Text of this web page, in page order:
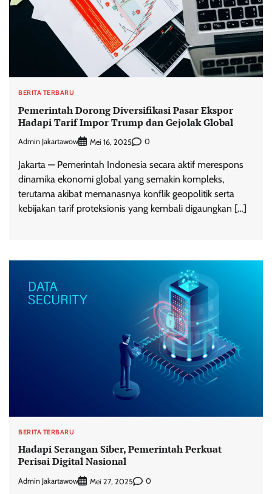
BERITA TERBARU
Pemerintah Dorong Diversifikasi Pasar Ekspor
Hadapi Tarif Impor Trump dan Gejolak Global
Admin Jakartawow Mei 16, 2025 0
Jakarta — Pemerintah Indonesia secara aktif merespons
dinamika ekonomi global yang semakin kompleks,
terutama akibat memanasnya konflik geopolitik serta
kebijakan tarif proteksionis yang kembali digaungkan […]
BERITA TERBARU
Hadapi Serangan Siber, Pemerintah Perkuat
Perisai Digital Nasional
Admin Jakartawow Mei 27, 2025 0